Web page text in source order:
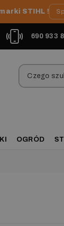
STIHL !
690 933
OGRÓD